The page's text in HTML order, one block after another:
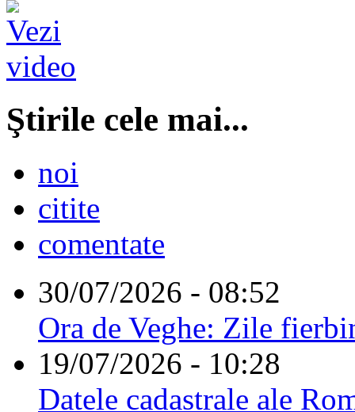
Ştirile cele mai...
noi
citite
comentate
30/07/2026 - 08:52
Ora de Veghe: Zile
19/07/2026 - 10:28
Datele cadastrale ale